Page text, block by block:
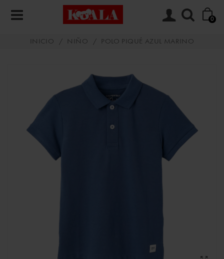
0
INICIO / NIÑO / POLO PIQUÉ AZUL MARINO